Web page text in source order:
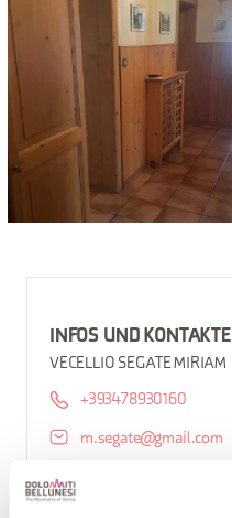
INFOS UND KONTAKTE
VECELLIO SEGATE MIRIAM
+393478930160
m.segate@gmail.com